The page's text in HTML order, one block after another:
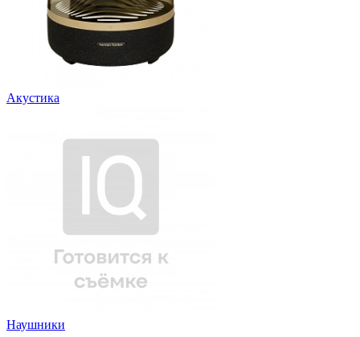
Акустика
Наушники